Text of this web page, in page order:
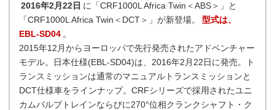
2016年2月22日 に「CRF1000L Africa Twin＜ABS＞」と
「CRF1000L Africa Twin＜DCT＞」が新登場。
型式は、
EBL-SD04 。
2015年12月からヨーロッパで先行発売されたアドベンチャー
モデル。日本仕様(EBL-SD04)は、2016年2月22日に発売。ト
ランスミッションは通常のマニュアルトランスミッションと
DCT仕様車をラインナップ。CRFシリーズで採用されたユニ
カムバルブトレインならびに270°位相クランクシャフト・ク